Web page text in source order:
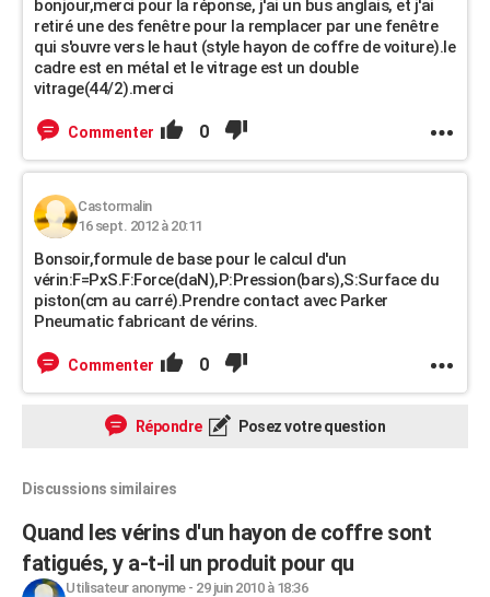
bonjour,merci pour la réponse, j'ai un bus anglais, et j'ai
retiré une des fenêtre pour la remplacer par une fenêtre
qui s'ouvre vers le haut (style hayon de coffre de voiture).le
cadre est en métal et le vitrage est un double
vitrage(44/2).merci
Commenter 0
Castormalin
16 sept. 2012 à 20:11
Bonsoir,formule de base pour le calcul d'un
vérin:F=PxS.F:Force(daN),P:Pression(bars),S:Surface du
piston(cm au carré).Prendre contact avec Parker
Pneumatic fabricant de vérins.
Commenter 0
Répondre Posez votre question
Discussions similaires
Quand les vérins d'un hayon de coffre sont
fatigués, y a-t-il un produit pour qu
Utilisateur anonyme- 29 juin 2010 à 18:36